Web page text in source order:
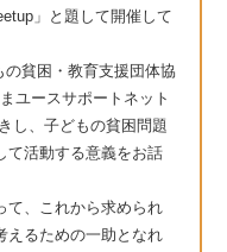
」と題して開催して
貧困・教育支援団体協
ユースサポートネット
し、子どもの貧困問題
て活動する意義をお話
て、これから求められ
えるための一助となれ